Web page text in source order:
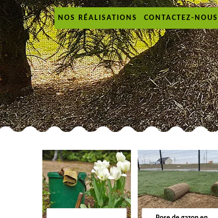
NOS RÉALISATIONS CONTACTEZ-